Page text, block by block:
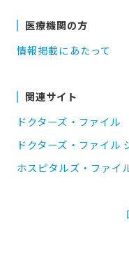
医療機関の方
情報掲載にあたって
関連サイト
ドクターズ・ファイル
ドクターズ・ファイル
ホスピタルズ・ファイ